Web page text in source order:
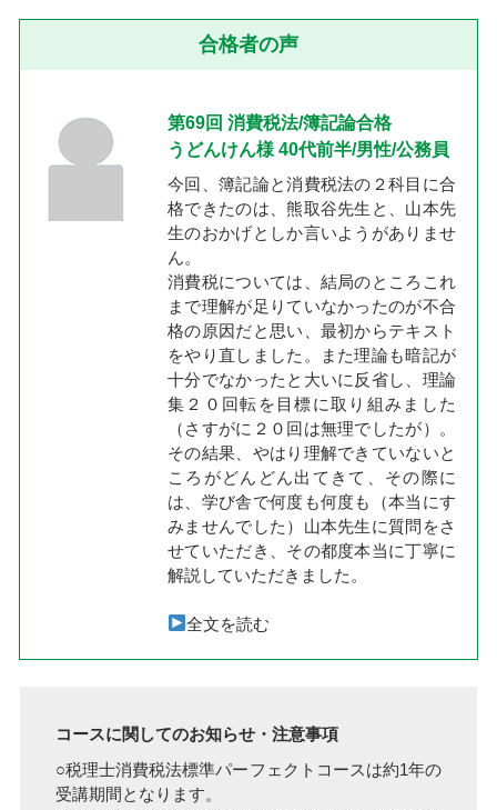
合格者の声
第69回 消費税法/簿記論合格
うどんけん様 40代前半/男性/公務員
今回、簿記論と消費税法の２科目に合
格できたのは、熊取谷先生と、山本先
生のおかげとしか言いようがありませ
ん。
消費税については、結局のところこれ
まで理解が足りていなかったのが不合
格の原因だと思い、最初からテキスト
をやり直しました。また理論も暗記が
十分でなかったと大いに反省し、理論
集２０回転を目標に取り組みました
（さすがに２０回は無理でしたが）。
その結果、やはり理解できていないと
ころがどんどん出てきて、その際に
は、学び舎で何度も何度も（本当にす
みませんでした）山本先生に質問をさ
せていただき、その都度本当に丁寧に
解説していただきました。
全文を読む
コースに関してのお知らせ・注意事項
○税理士消費税法標準パーフェクトコースは約1年の
受講期間となります。